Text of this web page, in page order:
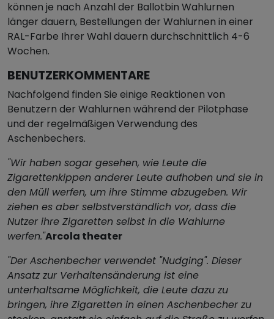
können je nach Anzahl der Ballotbin Wahlurnen
länger dauern, Bestellungen der Wahlurnen in einer
RAL-Farbe Ihrer Wahl dauern durchschnittlich 4-6
Wochen.
BENUTZERKOMMENTARE
Nachfolgend finden Sie einige Reaktionen von
Benutzern der Wahlurnen während der Pilotphase
und der regelmäßigen Verwendung des
Aschenbechers.
"Wir haben sogar gesehen, wie Leute die
Zigarettenkippen anderer Leute aufhoben und sie in
den Müll werfen, um ihre Stimme abzugeben. Wir
ziehen es aber selbstverständlich vor, dass die
Nutzer ihre Zigaretten selbst in die Wahlurne
werfen."Arcola theater
"Der Aschenbecher verwendet "Nudging". Dieser
Ansatz zur Verhaltensänderung ist eine
unterhaltsame Möglichkeit, die Leute dazu zu
bringen, ihre Zigaretten in einen Aschenbecher zu